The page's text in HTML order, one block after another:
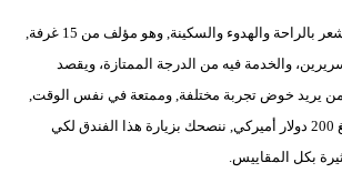
مدوَّنات
في هذا الفندق سوف تشعر بالراحة والهدوء والسكينة, وهو مؤلف من 15 غرفة,
والخدمة فيه من الدرجة الممتازة، ويقصد
يريد خوض تجربة مختلفة, وممتعة في نفس الوقت,
وسعر الليلة الواحدة تبلغ 200 دولار أميركي, ننصحك بزيارة هذا الفندق لكي
بكل المقاييس.